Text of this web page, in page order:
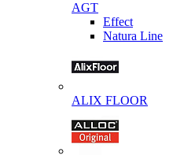
AGT
Effect
Natura Line
ALIX FLOOR